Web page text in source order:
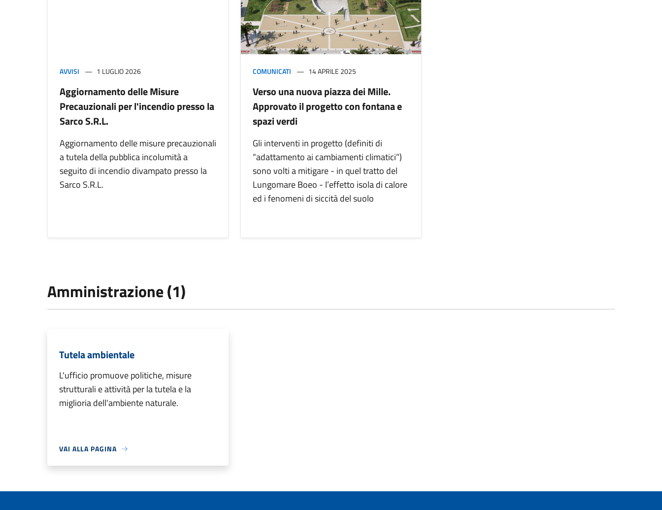
AVVISI 1 LUGLIO 2026
Aggiornamento delle Misure
Precauzionali per l'incendio presso la
Sarco S.R.L.
Aggiornamento delle misure precauzionali
a tutela della pubblica incolumità a
seguito di incendio divampato presso la
Sarco S.R.L.
COMUNICATI 14 APRILE 2025
Verso una nuova piazza dei Mille.
Approvato il progetto con fontana e
spazi verdi
Gli interventi in progetto (definiti di
“adattamento ai cambiamenti climatici”)
sono volti a mitigare - in quel tratto del
Lungomare Boeo - l’effetto isola di calore
ed i fenomeni di siccità del suolo
Amministrazione (1)
Tutela ambientale
L'ufficio promuove politiche, misure
strutturali e attività per la tutela e la
miglioria dell'ambiente naturale.
VAI ALLA PAGINA